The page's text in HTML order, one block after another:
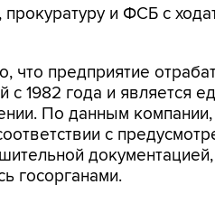
и ФСБ с
что предприятие
с 1982 года и является
По данным
с
госорганами.